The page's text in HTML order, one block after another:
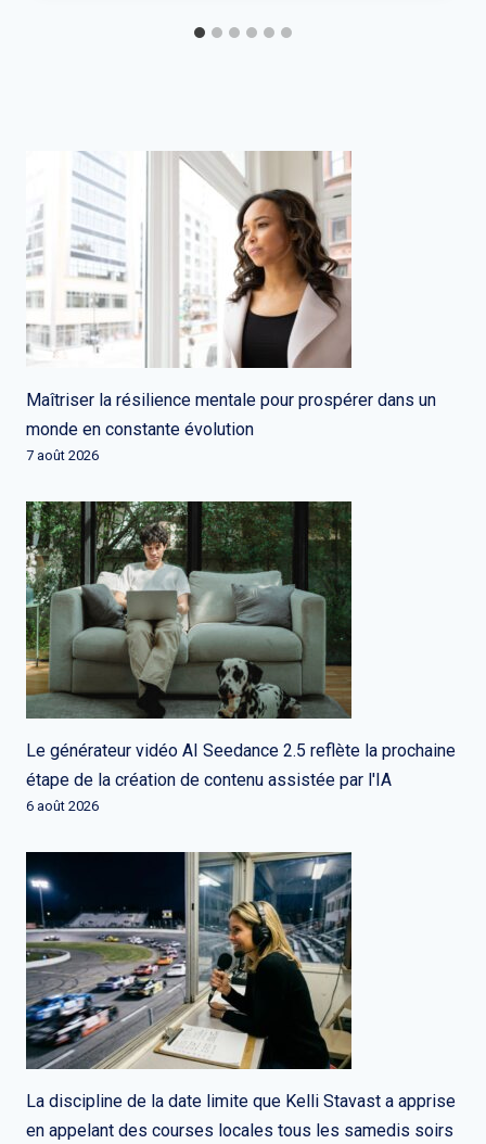
Maîtriser la résilience mentale pour prospérer dans un
monde en constante évolution
7 août 2026
Le générateur vidéo AI Seedance 2.5 reflète la prochaine
étape de la création de contenu assistée par l'IA
6 août 2026
La discipline de la date limite que Kelli Stavast a apprise
en appelant des courses locales tous les samedis soirs